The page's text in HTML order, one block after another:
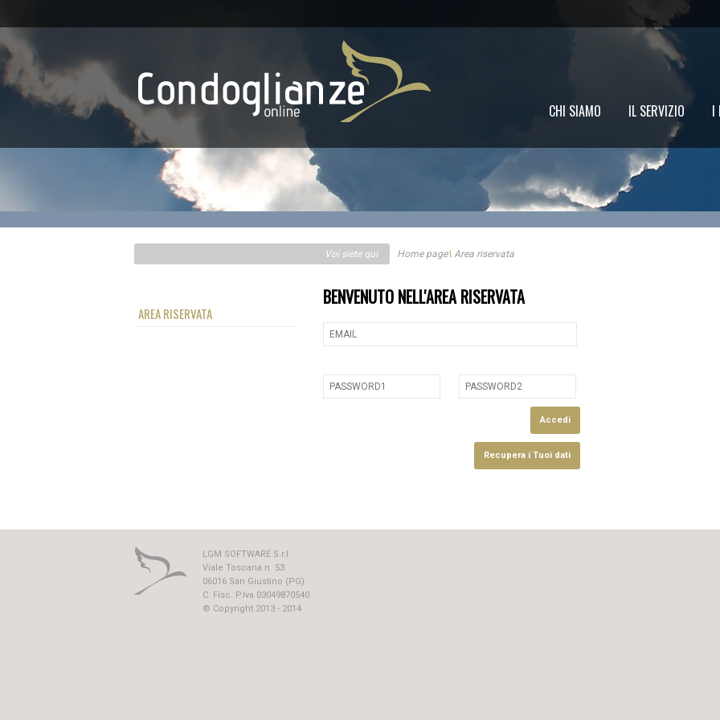
I
IL SERVIZIO
CHI SIAMO
Voi siete qui Home page\ Area riservata
AREA RISERVATA
BENVENUTO NELL'AREA RISERVATA
Accedi
Recupera i Tuoi dati
LGM SOFTWARE S.r.l.
Viale Toscana n. 53
06016 San Giustino (PG)
C. Fisc. P.Iva 03049870540
© Copyright 2013 - 2014